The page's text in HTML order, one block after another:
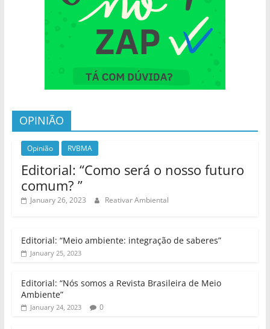
OPINIÃO
Opinião RVBMA
Editorial: “Como será o nosso futuro
comum? ”
January 26, 2023 Reativar Ambiental
Editorial: “Meio ambiente: integração de saberes”
January 25, 2023
Editorial: “Nós somos a Revista Brasileira de Meio
Ambiente”
January 24, 2023 0